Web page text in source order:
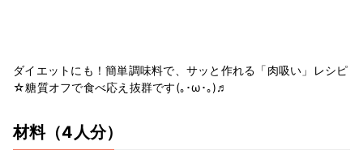
ダイエットにも！簡単調味料で、サッと作れる「肉吸い」レシピ
☆糖質オフで食べ応え抜群です(｡･ω･｡)♬
材料（4人分）